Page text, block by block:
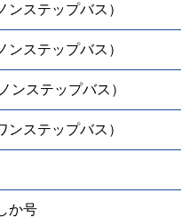
ンステップバス）
ンステップバス）
ンステップバス）
ンステップバス）
か号